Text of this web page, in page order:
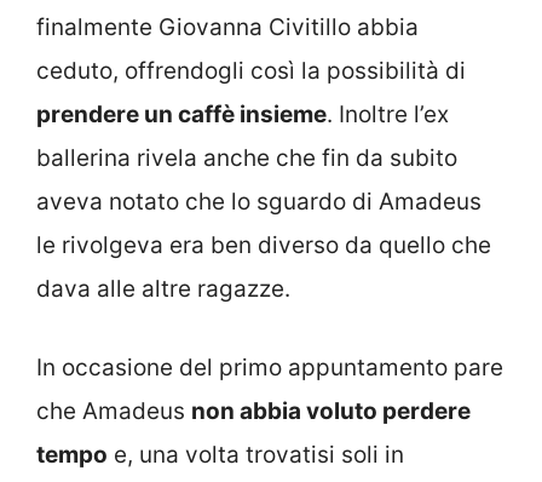
finalmente Giovanna Civitillo abbia
ceduto, offrendogli così la possibilità di
prendere un caffè insieme. Inoltre l’ex
ballerina rivela anche che fin da subito
aveva notato che lo sguardo di Amadeus
le rivolgeva era ben diverso da quello che
dava alle altre ragazze.
In occasione del primo appuntamento pare
che Amadeus non abbia voluto perdere
tempo e, una volta trovatisi soli in